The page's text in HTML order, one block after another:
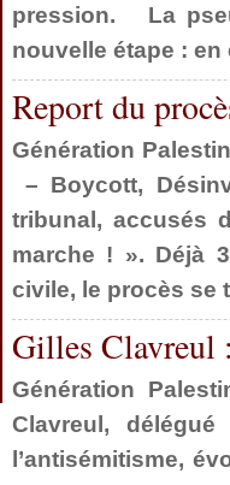
pression. La
nouvelle étape : en
Report du
Génération
– Boycott,
tribunal, accusés
marche ! ». Déjà
civile, le procès se
Gilles Clavreul
Génération
Clavreul,
l’antisémitisme,